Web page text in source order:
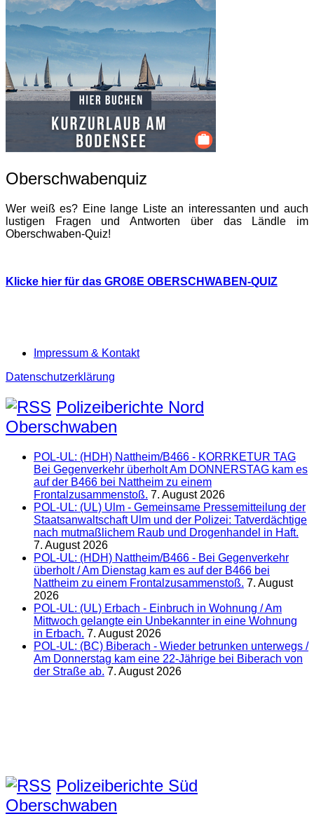
Oberschwabenquiz
Wer weiß es? Eine lange Liste an interessanten und auch
lustigen Fragen und Antworten über das Ländle im
Oberschwaben-Quiz!
Klicke hier für das GROßE OBERSCHWABEN-QUIZ
Impressum & Kontakt
Datenschutzerklärung
Polizeiberichte Nord
Oberschwaben
POL-UL: (HDH) Nattheim/B466 - KORRKETUR TAG
Bei Gegenverkehr überholt Am DONNERSTAG kam es
auf der B466 bei Nattheim zu einem
Frontalzusammenstoß. 7. August 2026
POL-UL: (UL) Ulm - Gemeinsame Pressemitteilung der
Staatsanwaltschaft Ulm und der Polizei: Tatverdächtige
nach mutmaßlichem Raub und Drogenhandel in Haft.
7. August 2026
POL-UL: (HDH) Nattheim/B466 - Bei Gegenverkehr
überholt / Am Dienstag kam es auf der B466 bei
Nattheim zu einem Frontalzusammenstoß. 7. August
2026
POL-UL: (UL) Erbach - Einbruch in Wohnung / Am
Mittwoch gelangte ein Unbekannter in eine Wohnung
in Erbach. 7. August 2026
POL-UL: (BC) Biberach - Wieder betrunken unterwegs /
Am Donnerstag kam eine 22-Jährige bei Biberach von
der Straße ab. 7. August 2026
Polizeiberichte Süd
Oberschwaben